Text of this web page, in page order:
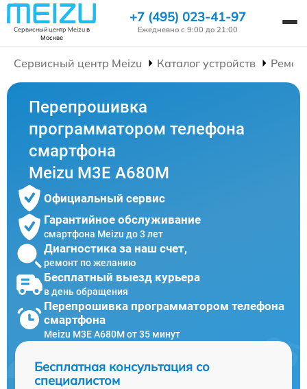
Сервисный центр Meizuв
Москве
+7 (495) 023-41-97
Ежедневно с 9:00 до 21:00
Сервисный центр Meizu Каталог устройств
Перепрошивка
программатором телефона
смартфона
Meizu M3E A680M
Официальный сервис
Гарантийное обслуживание
смартфона Meizu до 3 лет
Диагностика за наш счет,
ремонт по желанию
Бесплатный выезд курьера
в день обращения
Перепрошивка программатором телефона
смартфона
Meizu M3E A680M от 35 минут
Бесплатная консультация со
специалистом